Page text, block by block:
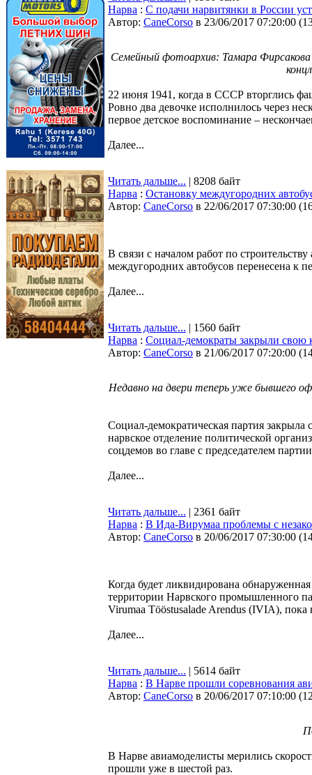
Нарва : С подачи нарвитянки в России
Автор: CaneCorso в 23/06/2017 07:20:00 (
Семейный фотоархив: Тамара Фирсакова
22 июня 1941, когда в СССР вторглись
Ровно два девочке исполнилось через
первое детское воспоминание –
Далее...
Читать дальше... | 8208 байт
Нарва : Остановку междугородних
Автор: CaneCorso в 22/06/2017 07:30:00 (
В связи с началом работ по
междугородних автобусов перенесена к
Далее...
Читать дальше... | 1560 байт
Нарва : Социал-демократы закрыли свою
Автор: CaneCorso в 21/06/2017 07:20:00 (
Недавно на двери теперь уже бывшего
Социал-демократическая партия
нарвское отделение политической
соцдемов во главе с председателем
Далее...
Читать дальше... | 2361 байт
Нарва : В Ида-Вирумаа проблемы с
Автор: CaneCorso в 20/06/2017 07:30:00 (
Когда будет ликвидирована
территории Нарвского промышленного
Virumaa Tööstusalade Arendus (IVIA), пока
Далее...
Читать дальше... | 5614 байт
Нарва : В Нарве прошли соревнования
Автор: CaneCorso в 20/06/2017 07:10:00 (
В Нарве авиамоделисты мерились
прошли уже в шестой раз.